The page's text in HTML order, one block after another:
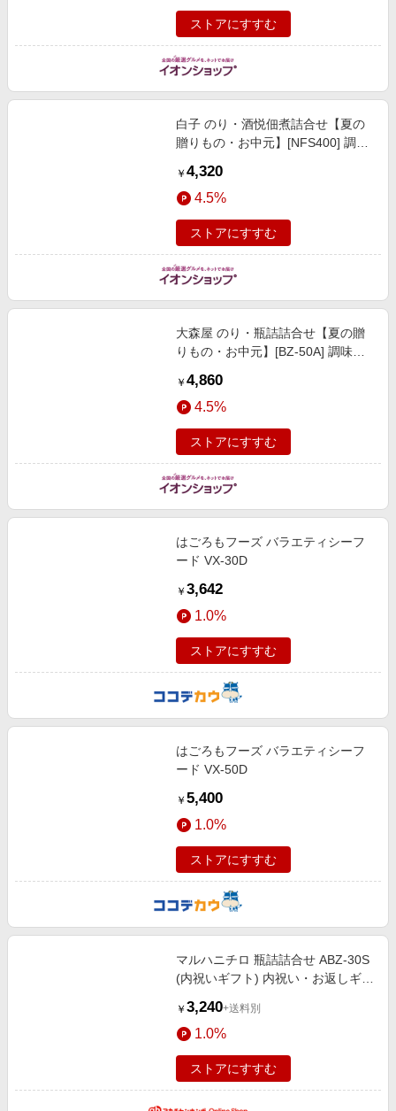
ストアにすすむ
白子 のり・酒悦佃煮詰合せ【夏の
贈りもの・お中元】[NFS400] 調味
￥ 4,320
4.5%
ストアにすすむ
大森屋 のり・瓶詰詰合せ【夏の贈
りもの・お中元】[BZ-50A] 調味
￥ 4,860
4.5%
ストアにすすむ
はごろもフーズ バラエティシーフ
ード VX-30D
￥ 3,642
1.0%
ストアにすすむ
はごろもフーズ バラエティシーフ
ード VX-50D
￥ 5,400
1.0%
ストアにすすむ
マルハニチロ 瓶詰詰合せ ABZ-30S
(内祝いギフト) 内祝い・お返しギフ
佃煮・調味料
￥ 3,240+送料別
1.0%
ストアにすすむ